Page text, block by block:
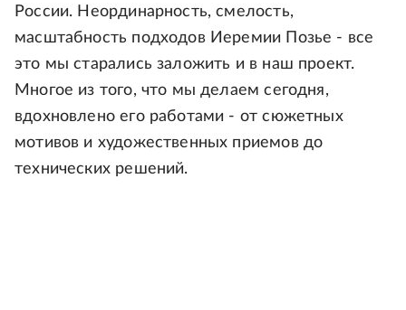
России. Неординарность, смелость,
масштабность подходов Иеремии Позье - все
это мы старались заложить и в наш проект.
Многое из того, что мы делаем сегодня,
вдохновлено его работами - от сюжетных
мотивов и художественных приемов до
технических решений.